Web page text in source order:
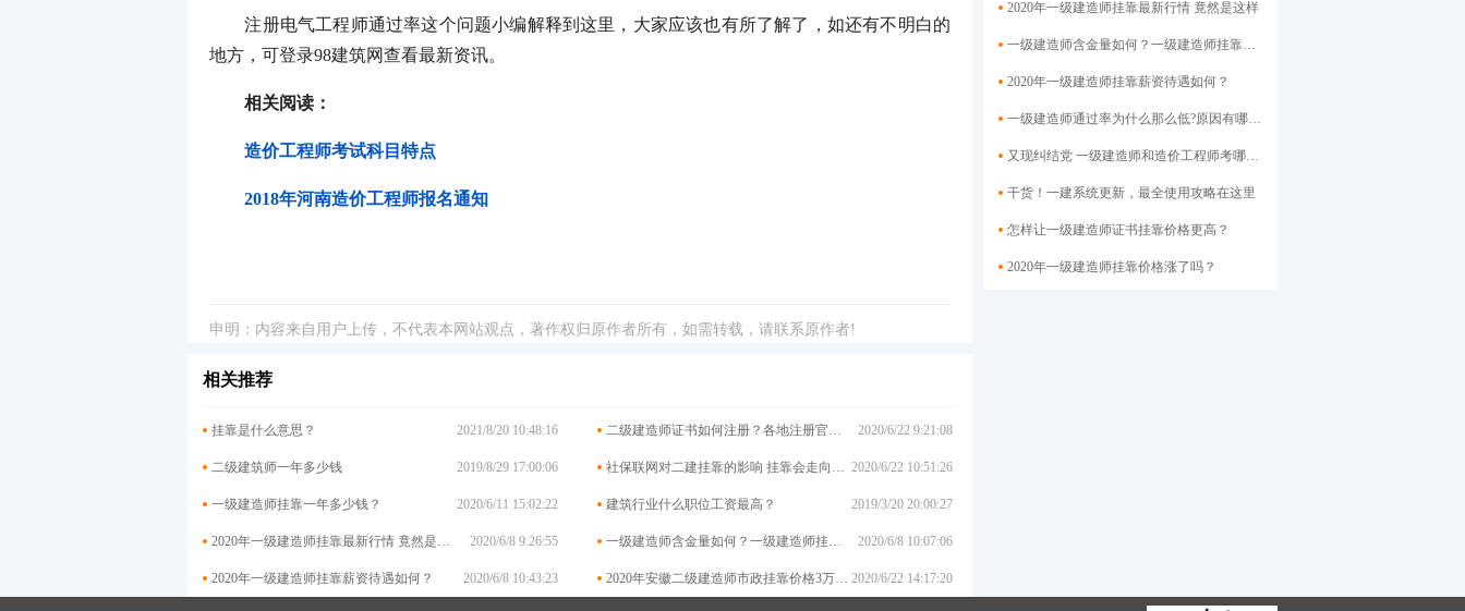
注册电气工程师通过率这个问题小编解释到这里，大家应该也有所了解了，如还有不明白的
地方，可登录98建筑网查看最新资讯。
相关阅读：
造价工程师考试科目特点
2018年河南造价工程师报名通知
申明：内容来自用户上传，不代表本网站观点，著作权归原作者所有，如需转载，请联系原作者!
相关推荐
挂靠是什么意思？ 2021/8/20 10:48:16 二级建造师证书如何注册？各地注册官网大汇总 2020/6/22 9:21:08
二级建筑师一年多少钱 2019/8/29 17:00:06 社保联网对二建挂靠的影响 挂靠会走向终结吗? 2020/6/22 10:51:26
一级建造师挂靠一年多少钱？ 2020/6/11 15:02:22 建筑行业什么职位工资最高？ 2019/3/20 20:00:27
2020年一级建造师挂靠最新行情 竟然是这样 2020/6/8 9:26:55 一级建造师含金量如何？一级建造师挂靠前景 2020/6/8 10:07:06
2020年一级建造师挂靠薪资待遇如何？ 2020/6/8 10:43:23 2020年安徽二级建造师市政挂靠价格3万高吗？你挂低了吗？ 2020/6/22 14:17:20
2020年一级建造师挂靠最新行情 竟然是这样
一级建造师含金量如何？一级建造师挂靠前景
2020年一级建造师挂靠薪资待遇如何？
一级建造师通过率为什么那么低?原因有哪些呢？
又现纠结党 一级建造师和造价工程师考哪个好？
干货！一建系统更新，最全使用攻略在这里
怎样让一级建造师证书挂靠价格​更高？
2020年一级建造师挂靠价格涨了吗？